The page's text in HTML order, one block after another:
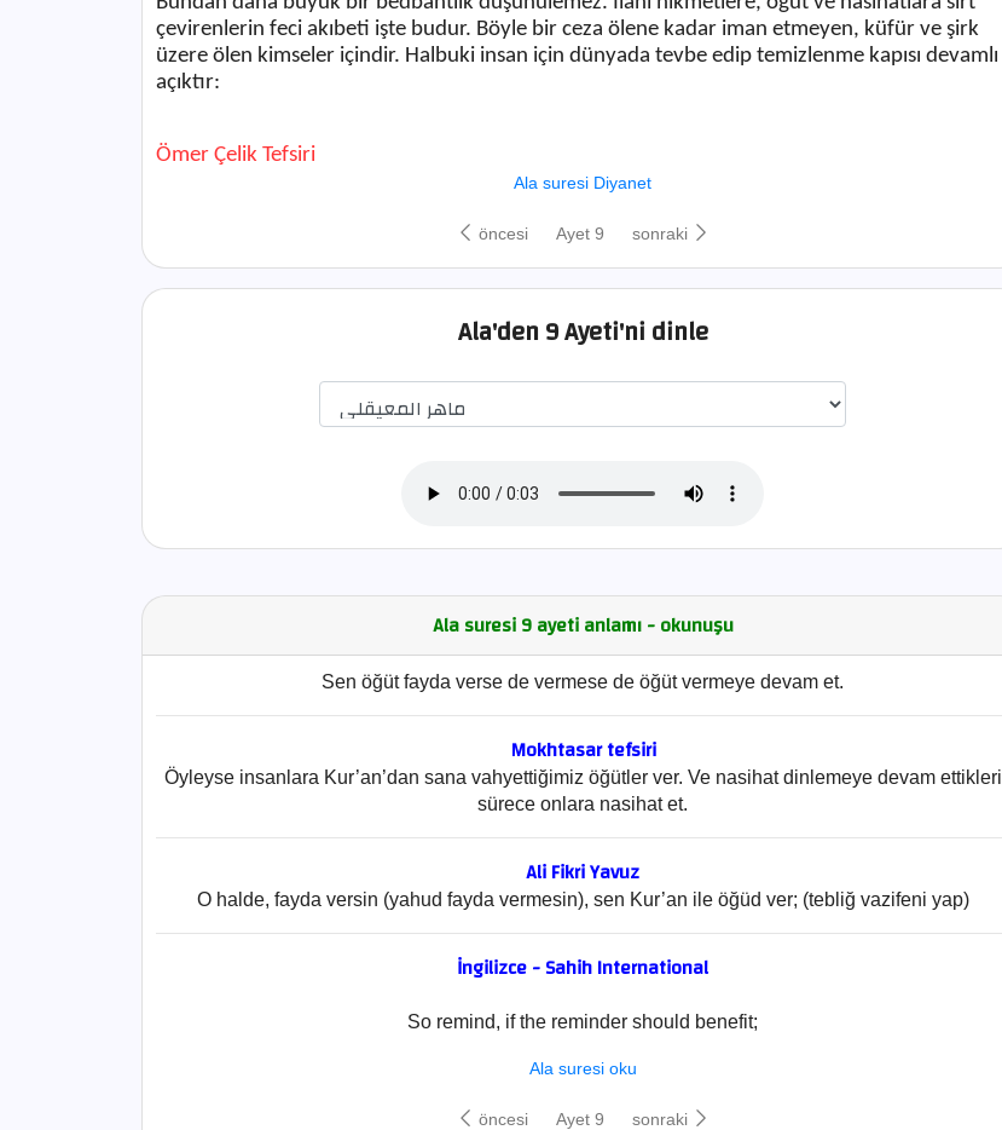
çevirenlerin feci akıbeti işte budur. Böyle bir ceza ölene kadar iman etmeyen, küfür ve şirk
üzere ölen kimseler içindir. Halbuki insan için dünyada tevbe edip temizlenme kapısı devamlı
açıktır:
Ömer Çelik Tefsiri
Ala suresi Diyanet
öncesi Ayet 9 sonraki
Ala'den 9 Ayeti'ni dinle
Ala suresi 9 ayeti anlamı - okunuşu
Sen öğüt fayda verse de vermese de öğüt vermeye devam et.
Mokhtasar tefsiri
Öyleyse insanlara Kur’an’dan sana vahyettiğimiz öğütler ver. Ve nasihat dinlemeye devam ettikleri
sürece onlara nasihat et.
Ali Fikri Yavuz
O halde, fayda versin (yahud fayda vermesin), sen Kur’an ile öğüd ver; (tebliğ vazifeni yap)
İngilizce - Sahih International
So remind, if the reminder should benefit;
Ala suresi oku
öncesi Ayet 9 sonraki